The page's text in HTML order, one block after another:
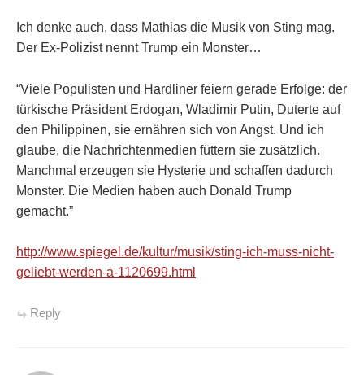
Ich denke auch, dass Mathias die Musik von Sting mag.
Der Ex-Polizist nennt Trump ein Monster…
“Viele Populisten und Hardliner feiern gerade Erfolge: der
türkische Präsident Erdogan, Wladimir Putin, Duterte auf
den Philippinen, sie ernähren sich von Angst. Und ich
glaube, die Nachrichtenmedien füttern sie zusätzlich.
Manchmal erzeugen sie Hysterie und schaffen dadurch
Monster. Die Medien haben auch Donald Trump
gemacht.”
http://www.spiegel.de/kultur/musik/sting-ich-muss-nicht-
geliebt-werden-a-1120699.html
Reply